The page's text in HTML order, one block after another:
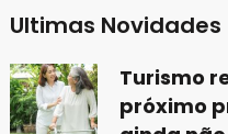
Ultimas Novidades
Turismo
próximo